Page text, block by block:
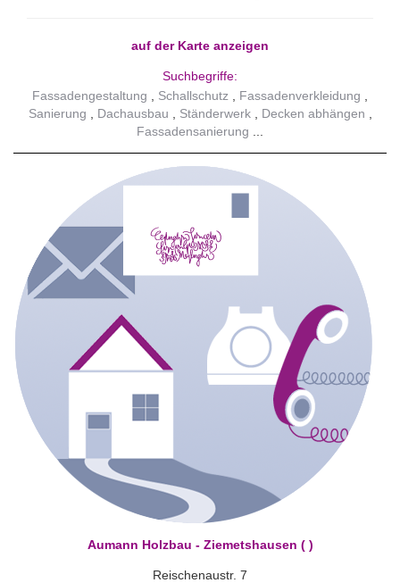
auf der Karte anzeigen
Suchbegriffe:
Fassadengestaltung
Schallschutz
Fassadenverkleidung
Sanierung
Dachausbau Ständerwerk
Decken abhängen
Fassadensanierung
Aumann Holzbau - Ziemetshausen ( )
Reischenaustr. 7